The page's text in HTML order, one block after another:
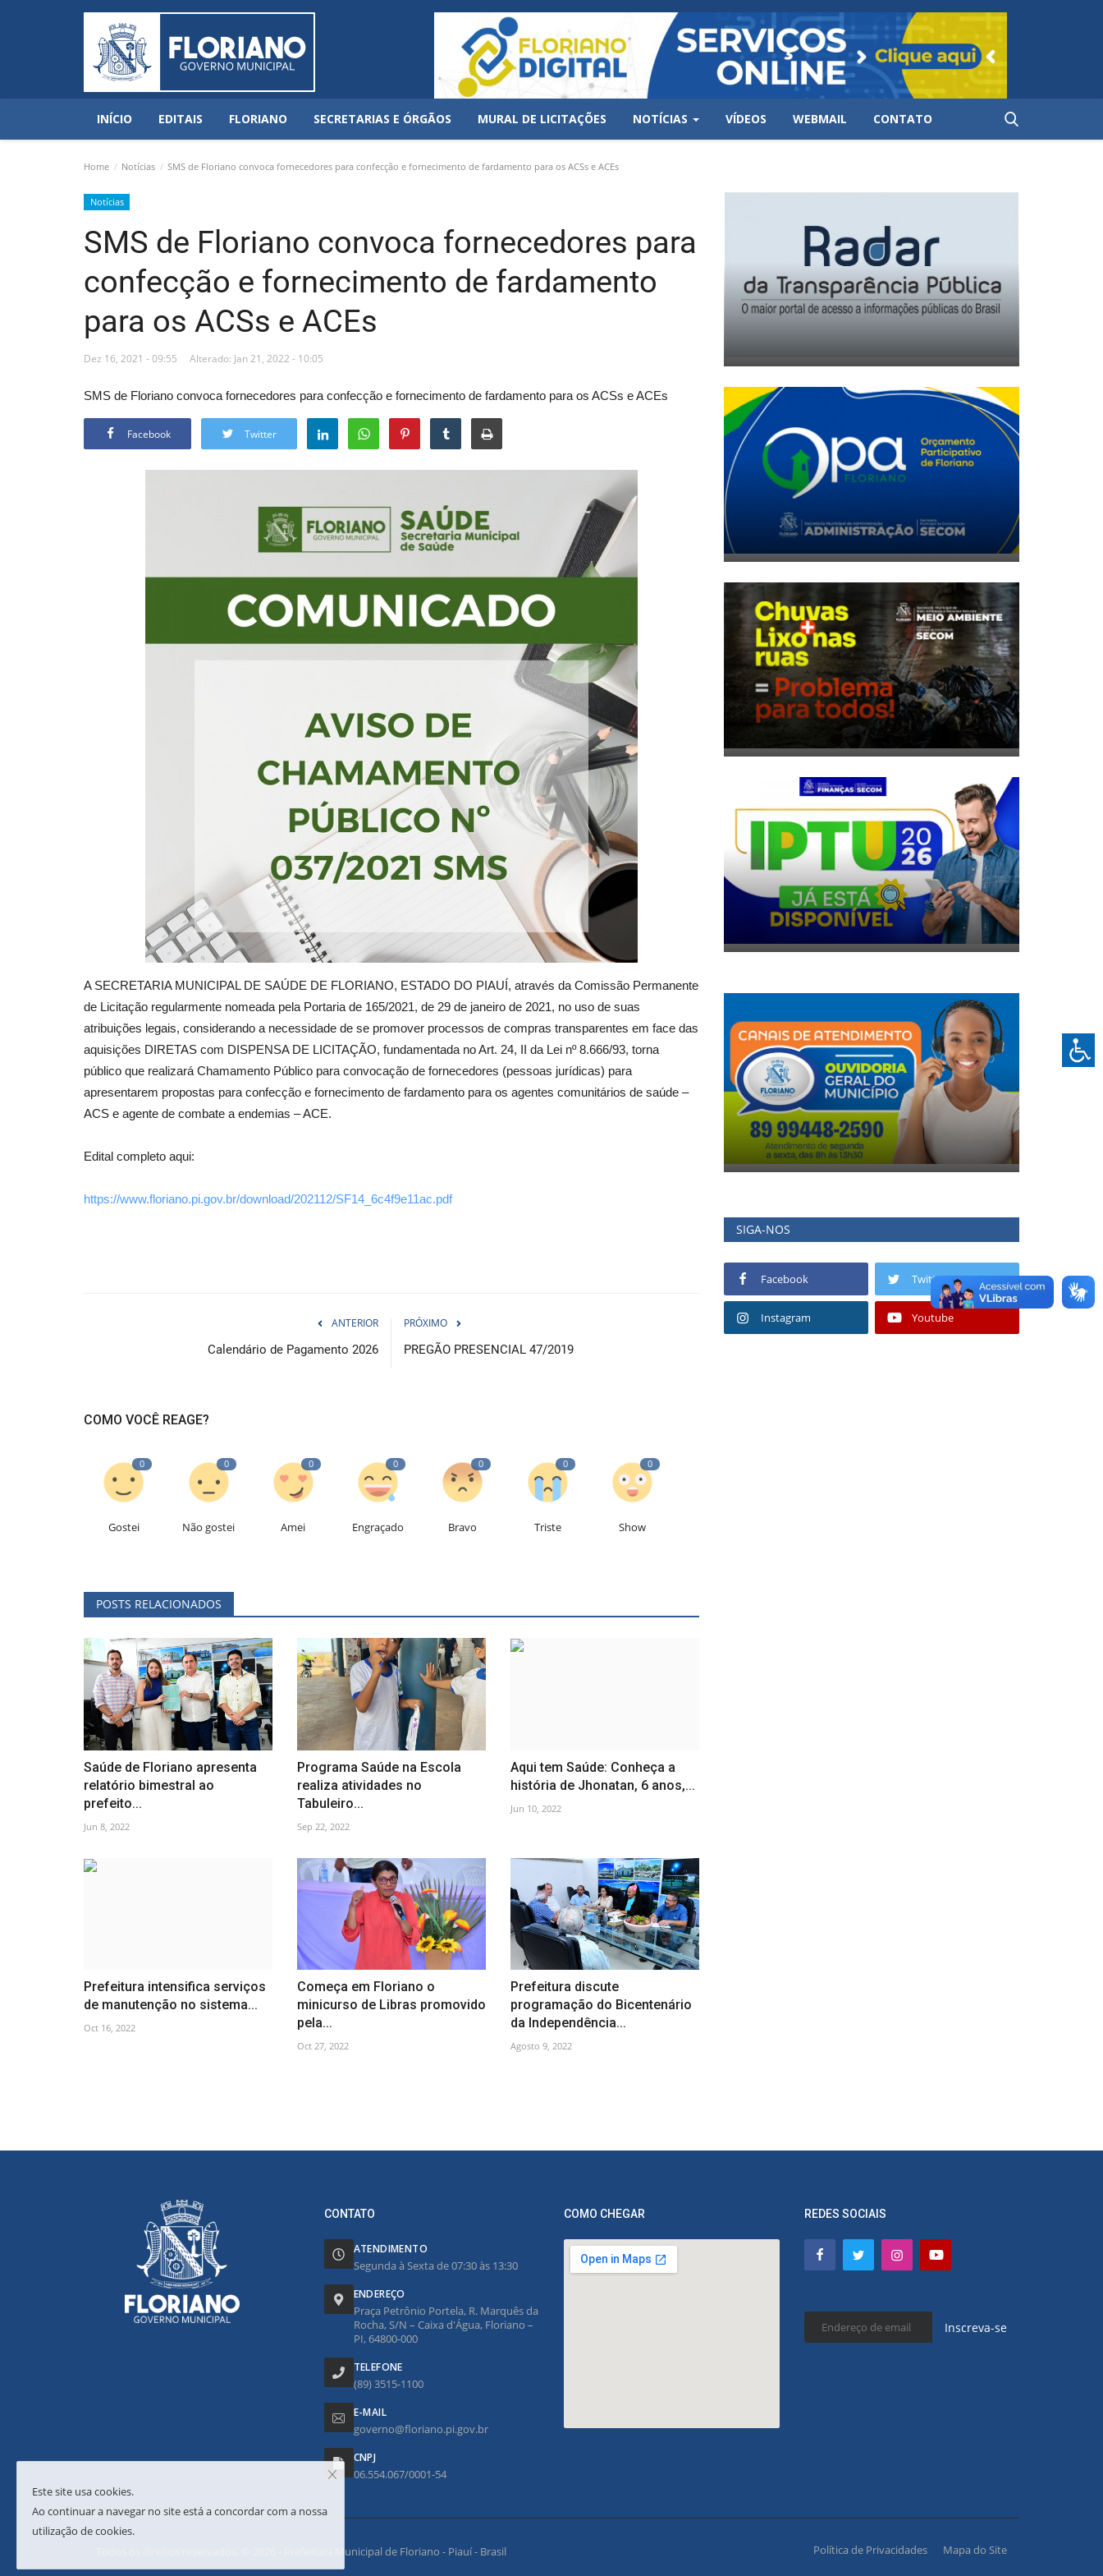
INÍCIO EDITAIS FLORIANO SECRETARIAS E ÓRGÃOS MURAL DE LICITAÇÕES NOTÍCIAS VÍDEOS WEBMAIL CONTATO
Home Notícias SMS de Floriano convoca fornecedores para confecção e fornecimento de fardamento para os ACSs e ACEs
Notícias
SMS de Floriano convoca fornecedores para
confecção e fornecimento de fardamento
para os ACSs e ACEs
Dez 16, 2021 - 09:55 Alterado: Jan 21, 2022 - 10:05
SMS de Floriano convoca fornecedores para confecção e fornecimento de fardamento para os ACSs e ACEs
Facebook Twitter
A SECRETARIA MUNICIPAL DE SAÚDE DE FLORIANO, ESTADO DO PIAUÍ, através da Comissão Permanente
de Licitação regularmente nomeada pela Portaria de 165/2021, de 29 de janeiro de 2021, no uso de suas
atribuições legais, considerando a necessidade de se promover processos de compras transparentes em face das
aquisições DIRETAS com DISPENSA DE LICITAÇÃO, fundamentada no Art. 24, II da Lei nº 8.666/93, torna
público que realizará Chamamento Público para convocação de fornecedores (pessoas jurídicas) para
apresentarem propostas para confecção e fornecimento de fardamento para os agentes comunitários de saúde –
ACS e agente de combate a endemias – ACE.
Edital completo aqui:
https://www.floriano.pi.gov.br/download/202112/SF14_6c4f9e11ac.pdf
ANTERIOR
Calendário de Pagamento 2026
PRÓXIMO
PREGÃO PRESENCIAL 47/2019
COMO VOCÊ REAGE?
0
Gostei
0
Não gostei
0
Amei
0
Engraçado
0
Bravo
0
Triste
0
Show
POSTS RELACIONADOS
Saúde de Floriano apresenta
relatório bimestral ao
prefeito...
Jun 8, 2022
Programa Saúde na Escola
realiza atividades no
Tabuleiro...
Sep 22, 2022
Aqui tem Saúde: Conheça a
história de Jhonatan, 6 anos,...
Jun 10, 2022
Prefeitura intensifica serviços
de manutenção no sistema...
Oct 16, 2022
Começa em Floriano o
minicurso de Libras promovido
pela...
Oct 27, 2022
Prefeitura discute
programação do Bicentenário
da Independência...
Agosto 9, 2022
SIGA-NOS
Facebook Twitter
Instagram Youtube
CONTATO
ATENDIMENTO
Segunda à Sexta de 07:30 às 13:30
ENDEREÇO
Praça Petrônio Portela, R. Marquês da
Rocha, S/N – Caixa d'Água, Floriano –
PI, 64800-000
TELEFONE
(89) 3515-1100
E-MAIL
governo@floriano.pi.gov.br
CNPJ
06.554.067/0001-54
COMO CHEGAR REDES SOCIAIS
Inscreva-se
Todos os direitos reservados. © 2026 - Prefeitura Municipal de Floriano - Piauí - Brasil Política de Privacidades Mapa do Site
Este site usa cookies.
Ao continuar a navegar no site está a concordar com a nossa
utilização de cookies.